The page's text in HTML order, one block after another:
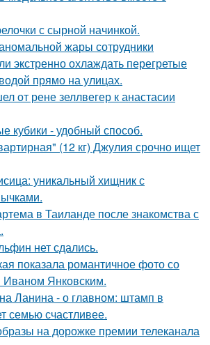
с сырной начинкой.
жары сотрудники
экстренно охлаждать перегретые
прямо на улицах.
от рене зеллвегер к анастасии
кубики - удобный способ.
(12 кг) Джулия срочно ищет
уникальный хищник с
в Таиланде после знакомства с
нет сдались.
показала романтичное фото со
Янковским.
Ланина - о главном: штамп в
семью счастливее.
на дорожке премии телеканала